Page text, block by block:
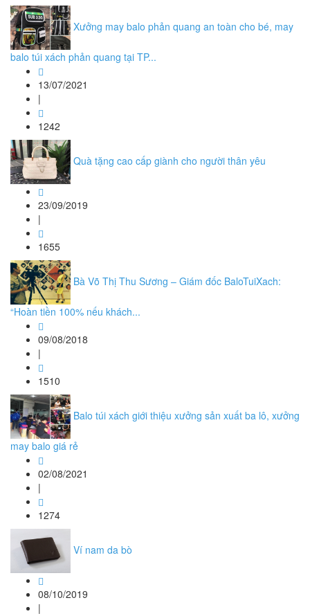
Xưởng may balo phản quang an toàn cho bé, may
balo túi xách phản quang tại TP...
13/07/2021
|
1242
Quà tặng cao cấp giành cho người thân yêu
23/09/2019
|
1655
Bà Võ Thị Thu Sương – Giám đốc BaloTuiXach:
“Hoàn tiền 100% nếu khách...
09/08/2018
|
1510
Balo túi xách giới thiệu xưởng sản xuất ba lô, xưởng
may balo giá rẻ
02/08/2021
|
1274
Ví nam da bò
08/10/2019
|